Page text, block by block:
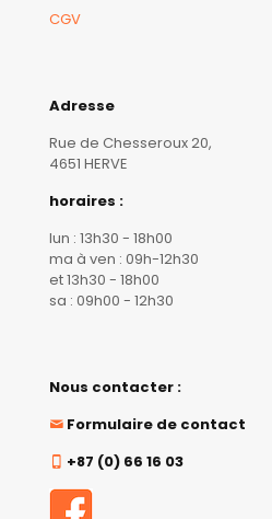
CGV
Adresse
Rue de Chesseroux 20,
4651 HERVE
horaires :
lun : 13h30 - 18h00
ma à ven : 09h-12h30
et 13h30 - 18h00
sa : 09h00 - 12h30
Nous contacter :
Formulaire de contact
+87 (0) 66 16 03